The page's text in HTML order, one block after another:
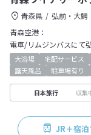
青森県 弘前・大鰐
青森空港：
電車/リムジンバスにて
大浴場 宅配サービス
露天風呂
駐車場有り
日本旅行 収集
JR＋宿